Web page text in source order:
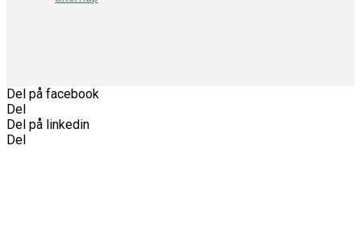
Del på facebook
Del
Del på linkedin
Del